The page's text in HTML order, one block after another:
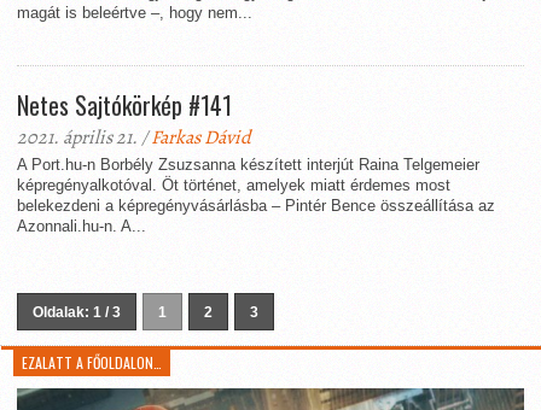
magát is beleértve –, hogy nem...
Netes Sajtókörkép #141
2021. április 21. /Farkas Dávid
A Port.hu-n Borbély Zsuzsanna készített interjút Raina Telgemeier
képregényalkotóval. Öt történet, amelyek miatt érdemes most
belekezdeni a képregényvásárlásba – Pintér Bence összeállítása az
Azonnali.hu-n. A...
Oldalak: 1 / 3 1 2 3
EZALATT A FŐOLDALON…